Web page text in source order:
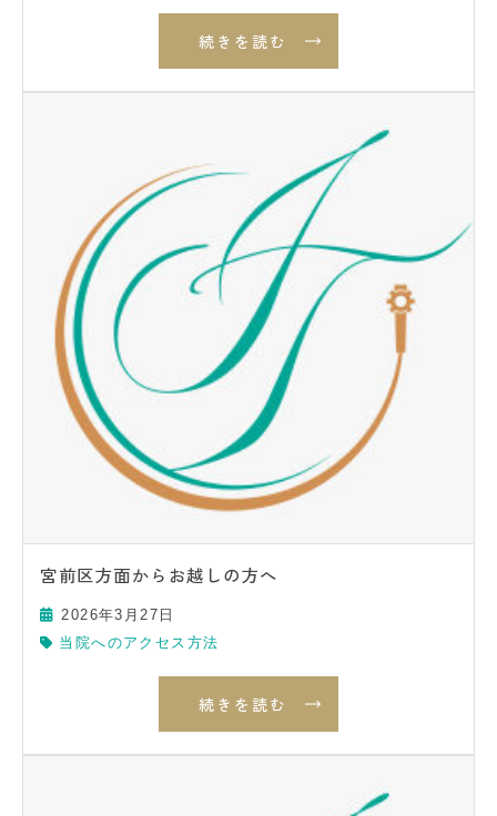
続きを読む
宮前区方面からお越しの方へ
2026年3月27日
当院へのアクセス方法
続きを読む